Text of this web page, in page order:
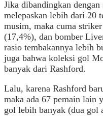
Jika dibandingkan
melepaskan lebih dari 20
musim, maka cuma
(17,4%), dan bomber
rasio tembakannya lebih
juga bahwa koleksi gol
banyak dari Rashford.
Lalu, karena Rashford
maka ada 67 pemain lain
gol lebih banyak (dua gol